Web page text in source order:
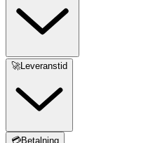
🚀Leveranstid
💳Betalning